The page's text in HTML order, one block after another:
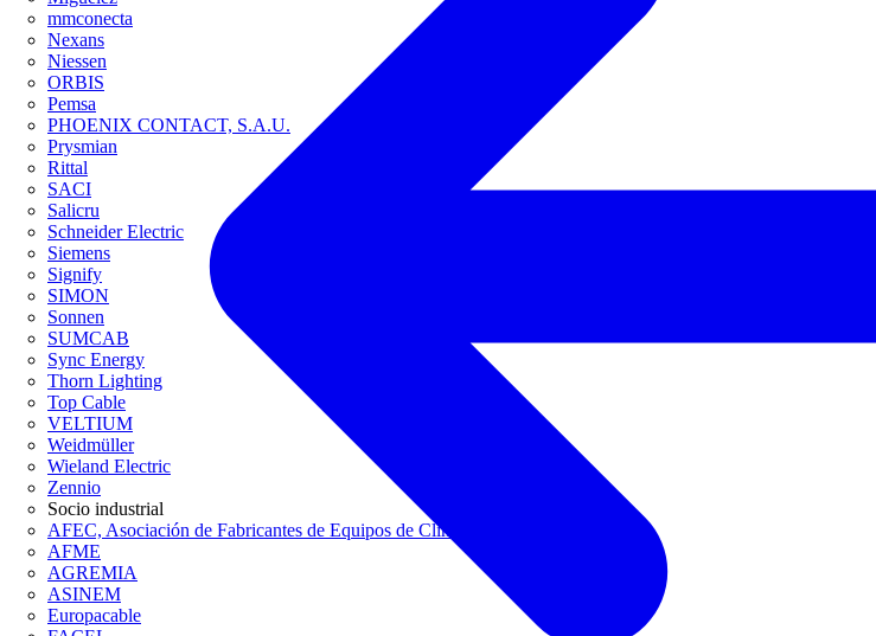
mmconecta
Nexans
Niessen
ORBIS
Pemsa
PHOENIX CONTACT, S.A.U.
Prysmian
Rittal
SACI
Salicru
Schneider Electric
Siemens
Signify
SIMON
Sonnen
SUMCAB
Sync Energy
Thorn Lighting
Top Cable
VELTIUM
Weidmüller
Wieland Electric
Zennio
Socio industrial
AFEC, Asociación de Fabricantes de Equipos de Climatización
AFME
AGREMIA
ASINEM
Europacable